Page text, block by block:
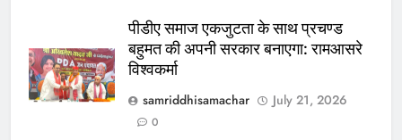
पीडीए समाज एकजुटता के साथ प्रचण्ड
बहुमत की अपनी सरकार बनाएगा: रामआसरे
विश्वकर्मा
samriddhisamachar
July 21, 2026
0